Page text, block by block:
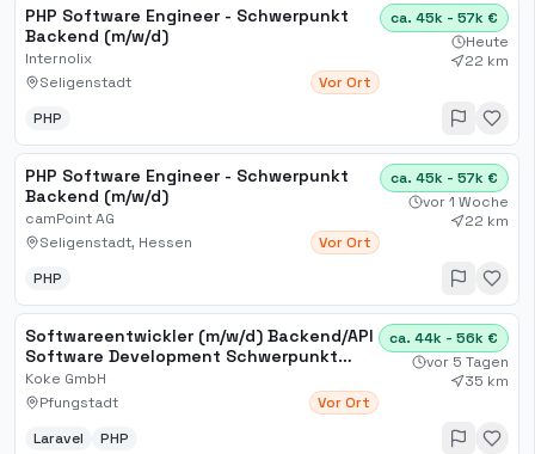
PHP Software Engineer - Schwerpunkt
Backend (m/w/d)
Internolix
Seligenstadt
Vor Ort
ca. 45k - 57k €
Heute
22 km
PHP
PHP Software Engineer - Schwerpunkt
Backend (m/w/d)
camPoint AG
Seligenstadt, Hessen
Vor Ort
ca. 45k - 57k €
vor 1 Woche
22 km
PHP
Softwareentwickler (m/w/d) Backend/API
Software Development Schwerpunkt
Laravel/PHP
Koke GmbH
Pfungstadt
Vor Ort
ca. 44k - 56k €
vor 5 Tagen
35 km
Laravel PHP